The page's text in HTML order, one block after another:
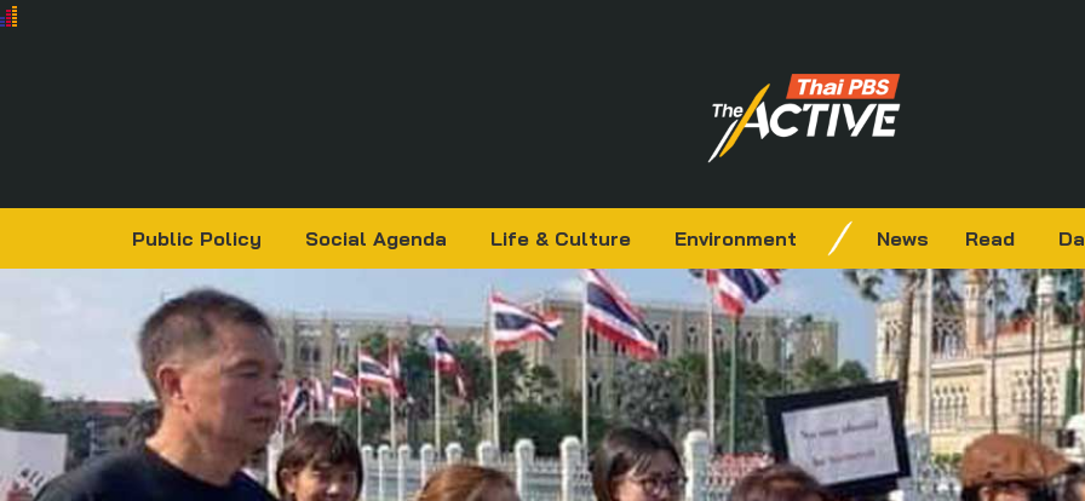
Public Policy Social Agenda Life & Culture Environment News Read